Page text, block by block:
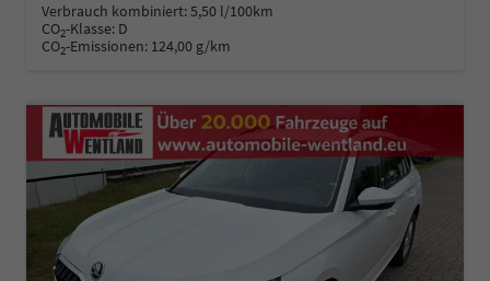
Verbrauch kombiniert:5,50 l/100km
CO2-Klasse: D
CO2-Emissionen: 124,00 g/km